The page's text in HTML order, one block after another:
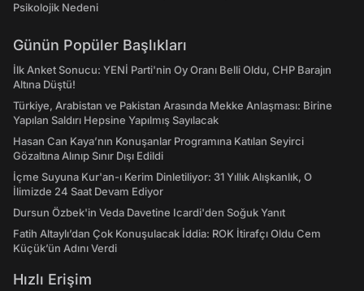
Psikolojik Nedeni
Günün Popüler Başlıkları
İlk Anket Sonucu: YENİ Parti'nin Oy Oranı Belli Oldu, CHP Barajın
Altına Düştü!
Türkiye, Arabistan ve Pakistan Arasında Mekke Anlaşması: Birine
Yapılan Saldırı Hepsine Yapılmış Sayılacak
Hasan Can Kaya’nın Konuşanlar Programına Katılan Seyirci
Gözaltına Alınıp Sınır Dışı Edildi
İçme Suyuna Kur'an-ı Kerim Dinletiliyor: 31 Yıllık Alışkanlık, O
İlimizde 24 Saat Devam Ediyor
Dursun Özbek'in Veda Davetine Icardi'den Soğuk Yanıt
Fatih Altaylı’dan Çok Konuşulacak İddia: ROK İtirafçı Oldu Cem
Küçük’ün Adını Verdi
Hızlı Erişim